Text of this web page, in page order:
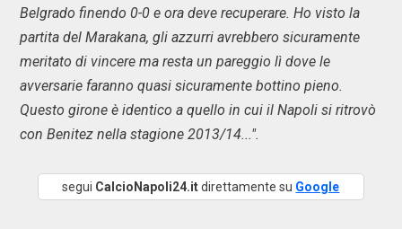
Belgrado finendo 0-0 e ora deve recuperare. Ho visto la
partita del Marakana, gli azzurri avrebbero sicuramente
meritato di vincere ma resta un pareggio lì dove le
avversarie faranno quasi sicuramente bottino pieno.
Questo girone è identico a quello in cui il Napoli si ritrovò
con Benitez nella stagione 2013/14...".
segui CalcioNapoli24.itdirettamente su Google